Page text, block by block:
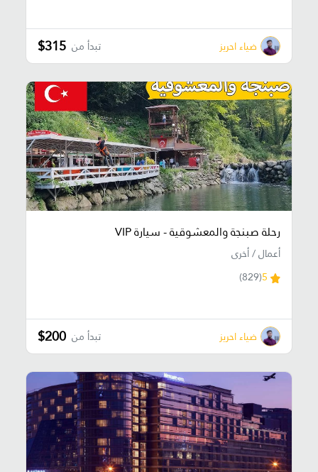
ضياء احريز تبدأ من $315
رحلة صبنجة والمعشوقية - سيارة VIP
أعمال / أخرى
5
(829)
ضياء احريز تبدأ من $200